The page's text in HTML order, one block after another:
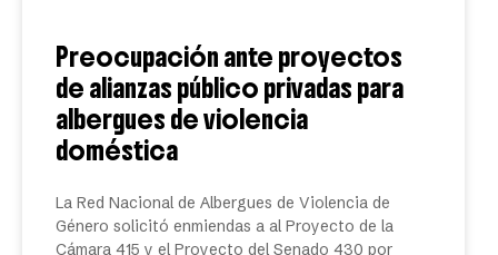
Preocupación ante proyectos
de alianzas público privadas para
albergues de violencia
doméstica
La Red Nacional de Albergues de Violencia de
Género solicitó enmiendas a al Proyecto de la
Cámara 415 y el Proyecto del Senado 430 por